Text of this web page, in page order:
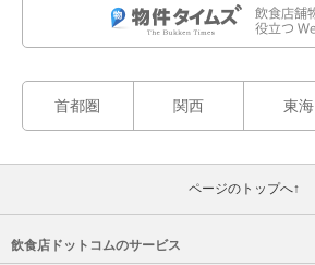
首都圏 関西 東海
ページのトップへ↑
飲食店ドットコムのサービス